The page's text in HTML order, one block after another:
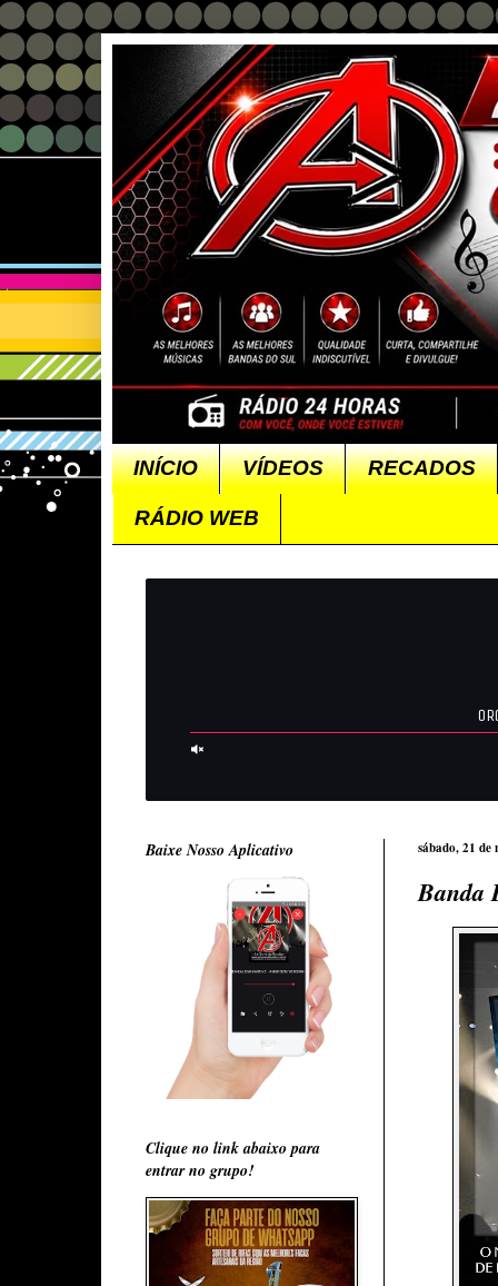
INÍCIO VÍDEOS RECADOS
RÁDIO WEB
sábado, 21 de
Banda
Baixe Nosso Aplicativo
Clique no link abaixo para
entrar no grupo!